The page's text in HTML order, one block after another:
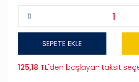
SEPETE EKLE
125,18 TL'den başlayan taksit